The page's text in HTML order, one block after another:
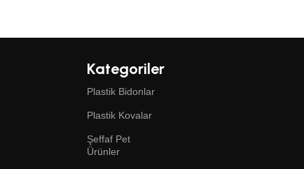
Kategoriler
Plastik Bidonlar
Plastik Kovalar
Şeffaf Pet
Ürünler